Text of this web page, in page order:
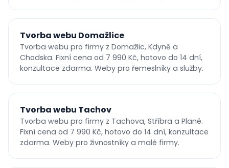
Tvorba webu Domažlice
Tvorba webu pro firmy z Domažlic, Kdyně a
Chodska. Fixní cena od 7 990 Kč, hotovo do 14 dní,
konzultace zdarma. Weby pro řemeslníky a služby.
Tvorba webu Tachov
Tvorba webu pro firmy z Tachova, Stříbra a Plané.
Fixní cena od 7 990 Kč, hotovo do 14 dní, konzultace
zdarma. Weby pro živnostníky a malé firmy.